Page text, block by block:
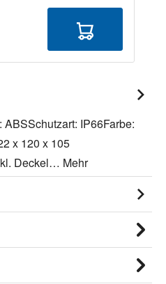
IP66Farbe:
x 120 x 105
Deckel… Mehr